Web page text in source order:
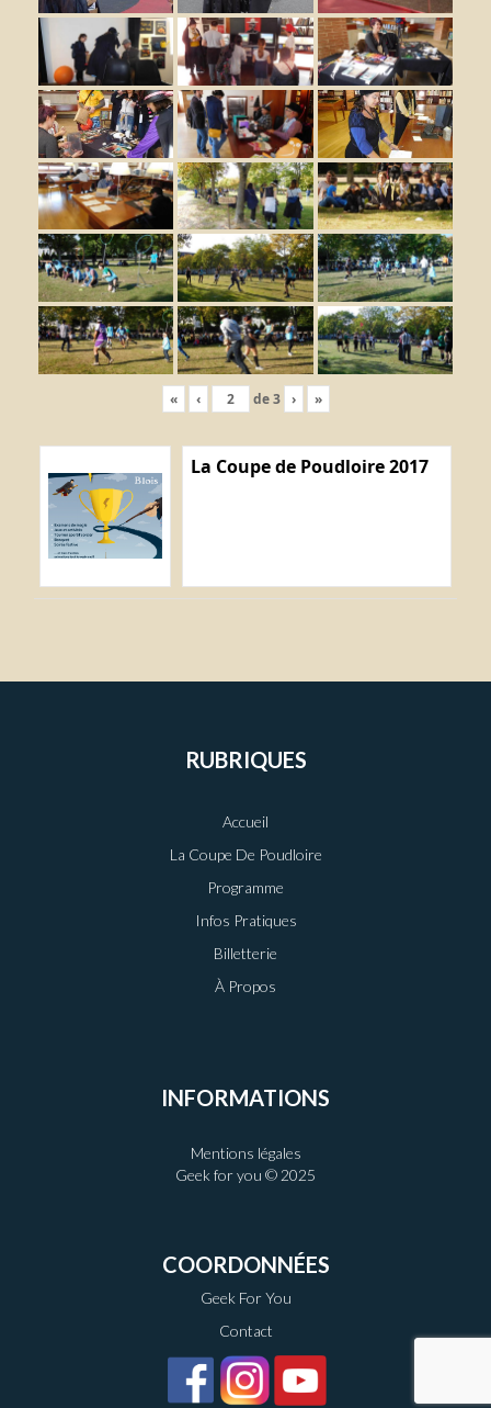
« ‹ de3 › »
La Coupe de Poudloire 2017
RUBRIQUES
Accueil
La Coupe De Poudloire
Programme
Infos Pratiques
Billetterie
À Propos
INFORMATIONS
Mentions légales
Geek for you © 2025
COORDONNÉES
Geek For You
Contact